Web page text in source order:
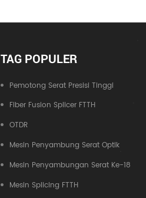
TAG POPULER
Pemotong Serat Presisi Tinggi
Fiber Fusion Splicer FTTH
OTDR
Mesin Penyambung Serat Optik
Mesin Penyambungan Serat Ke-18
Mesin Splicing FTTH